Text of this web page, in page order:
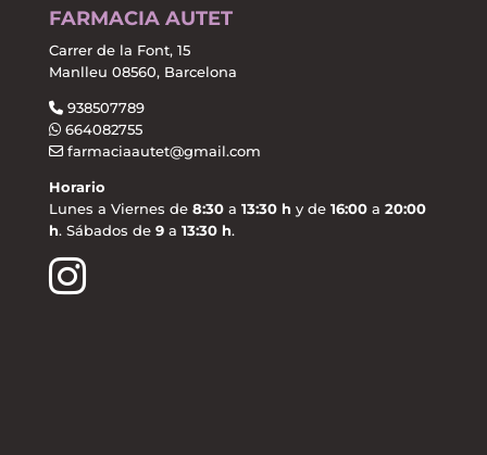
FARMACIA AUTET
Carrer de la Font, 15
Manlleu 08560, Barcelona
938507789
664082755
farmaciaautet@gmail.com
Horario
Lunes a Viernes de8:30a 13:30 h y de 16:00a 20:00
h. Sábados de 9a 13:30 h.